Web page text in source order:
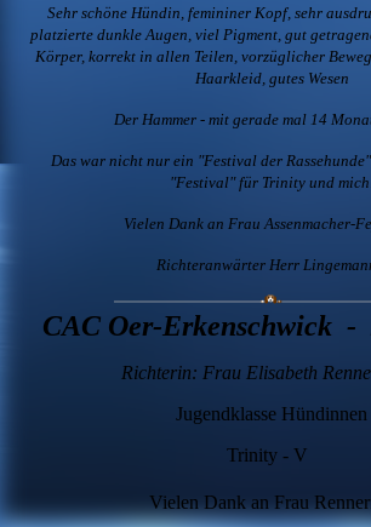
Sehr schöne Hündin, femininer Kopf, sehr
platzierte dunkle Augen, viel Pigment, gut
Körper, korrekt in allen Teilen, vorzüglicher
Haarkleid, gutes Wesen
Der Hammer - mit gerade mal 14
Das war nicht nur ein "Festival der
"Festival" für Trinity und
Vielen Dank an Frau Assenmacher-
Richteranwärter Herr
CAC Oer-Erkenschwick -
Richterin: Frau Elisabeth
Jugendklasse Hündinnen
Trinity - V
Vielen Dank an Frau